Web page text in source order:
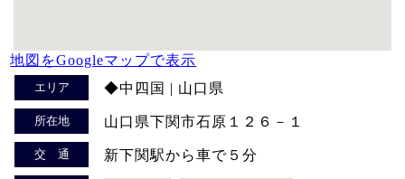
地図をGoogleマップで表示
エリア ◆中四国 | 山口県
所在地 山口県下関市石原１２６－１
交 通 新下関駅から車で５分